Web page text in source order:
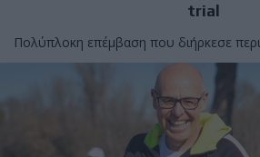
trial
Πολύπλοκη επέμβαση που διήρκεσε